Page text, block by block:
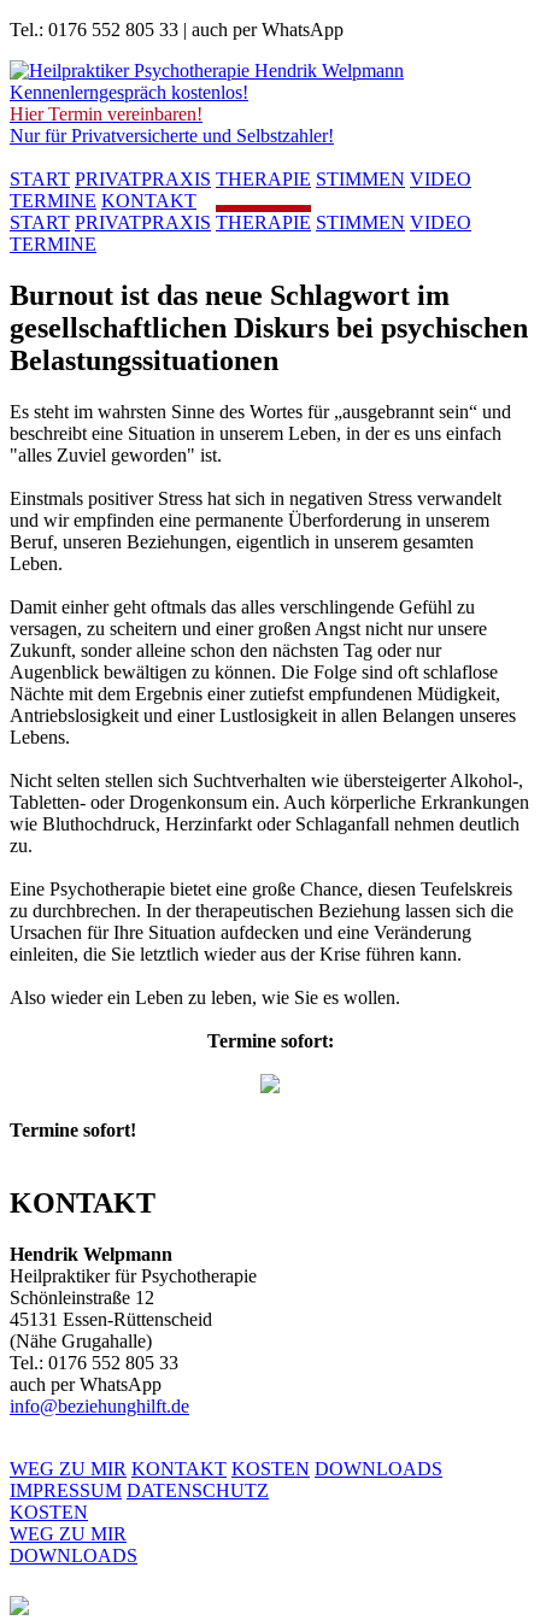
Tel.: 0176 552 805 33 | auch per WhatsApp
Kennenlerngespräch kostenlos!
Hier Termin vereinbaren!
Nur für Privatversicherte und Selbstzahler!
START PRIVATPRAXIS THERAPIE STIMMEN VIDEO
TERMINE KONTAKT
START PRIVATPRAXIS THERAPIE STIMMEN VIDEO
TERMINE
Burnout ist das neue Schlagwort im
gesellschaftlichen Diskurs bei psychischen
Belastungssituationen
Es steht im wahrsten Sinne des Wortes für „ausgebrannt sein“ und
beschreibt eine Situation in unserem Leben, in der es uns einfach
"alles Zuviel geworden" ist.
Einstmals positiver Stress hat sich in negativen Stress verwandelt
und wir empfinden eine permanente Überforderung in unserem
Beruf, unseren Beziehungen, eigentlich in unserem gesamten
Leben.
Damit einher geht oftmals das alles verschlingende Gefühl zu
versagen, zu scheitern und einer großen Angst nicht nur unsere
Zukunft, sonder alleine schon den nächsten Tag oder nur
Augenblick bewältigen zu können. Die Folge sind oft schlaflose
Nächte mit dem Ergebnis einer zutiefst empfundenen Müdigkeit,
Antriebslosigkeit und einer Lustlosigkeit in allen Belangen unseres
Lebens.
Nicht selten stellen sich Suchtverhalten wie übersteigerter Alkohol-,
Tabletten- oder Drogenkonsum ein. Auch körperliche Erkrankungen
wie Bluthochdruck, Herzinfarkt oder Schlaganfall nehmen deutlich
zu.
Eine Psychotherapie bietet eine große Chance, diesen Teufelskreis
zu durchbrechen. In der therapeutischen Beziehung lassen sich die
Ursachen für Ihre Situation aufdecken und eine Veränderung
einleiten, die Sie letztlich wieder aus der Krise führen kann.
Also wieder ein Leben zu leben, wie Sie es wollen.
Termine sofort:
Termine sofort!
KONTAKT
Hendrik Welpmann
Heilpraktiker für Psychotherapie
Schönleinstraße 12
45131 Essen-Rüttenscheid
(Nähe Grugahalle)
Tel.: 0176 552 805 33
auch per WhatsApp
info@beziehunghilft.de
WEG ZU MIR KONTAKT KOSTEN DOWNLOADS
IMPRESSUM DATENSCHUTZ
KOSTEN
WEG ZU MIR
DOWNLOADS